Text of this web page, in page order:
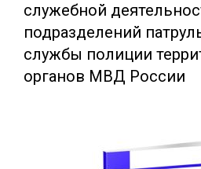
служебной
подразделений
службы полиции
органов МВД России